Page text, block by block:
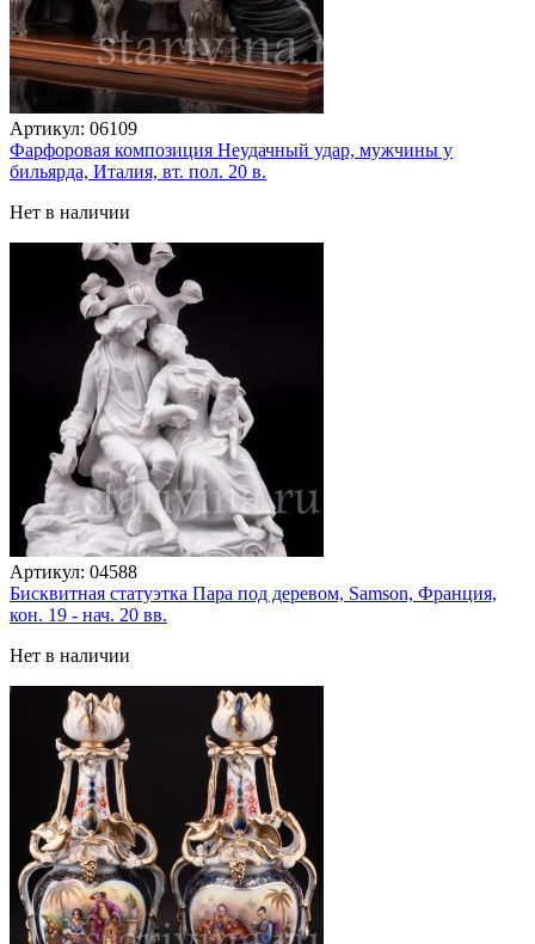
Артикул: 06109
Фарфоровая композиция Неудачный удар, мужчины у
бильярда, Италия, вт. пол. 20 в.
Нет в наличии
Артикул: 04588
Бисквитная статуэтка Пара под деревом, Samson, Франция,
кон. 19 - нач. 20 вв.
Нет в наличии